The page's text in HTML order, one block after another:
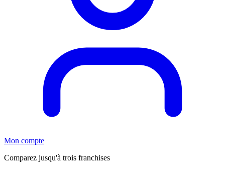
Mon compte
Comparez jusqu'à trois franchises